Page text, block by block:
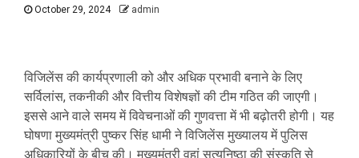
October 29, 2024 admin
विजिलेंस की कार्यप्रणाली को और अधिक प्रभावी बनाने के लिए
सर्विलांस, तकनीकी और वित्तीय विशेषज्ञों की टीम गठित की जाएगी।
इससे आने वाले समय में विवेचनाओं की गुणवत्ता में भी बढ़ोतरी होगी। यह
घोषणा मुख्यमंत्री पुष्कर सिंह धामी ने विजिलेंस मुख्यालय में पुलिस
अधिकारियों के बीच की। मुख्यमंत्री वहां सत्यनिष्ठा की संस्कृति से